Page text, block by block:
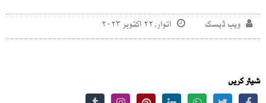
ویب ڈیسک اتوار, ۲۲ اکتوبر ۲۰۲۳
شیئر کریں